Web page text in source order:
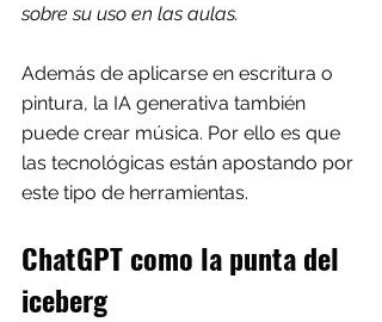
sobre su uso en las aulas.
Además de aplicarse en escritura o
pintura, la IA generativa también
puede crear música. Por ello es que
las tecnológicas están apostando por
este tipo de herramientas.
ChatGPT como la punta del
iceberg